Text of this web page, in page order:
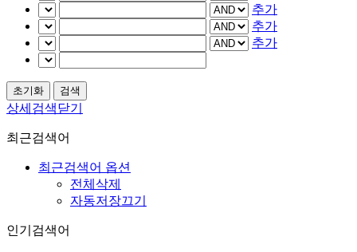
추가
추가
추가
상세검색닫기
최근검색어
최근검색어 옵션
전체삭제
자동저장끄기
인기검색어